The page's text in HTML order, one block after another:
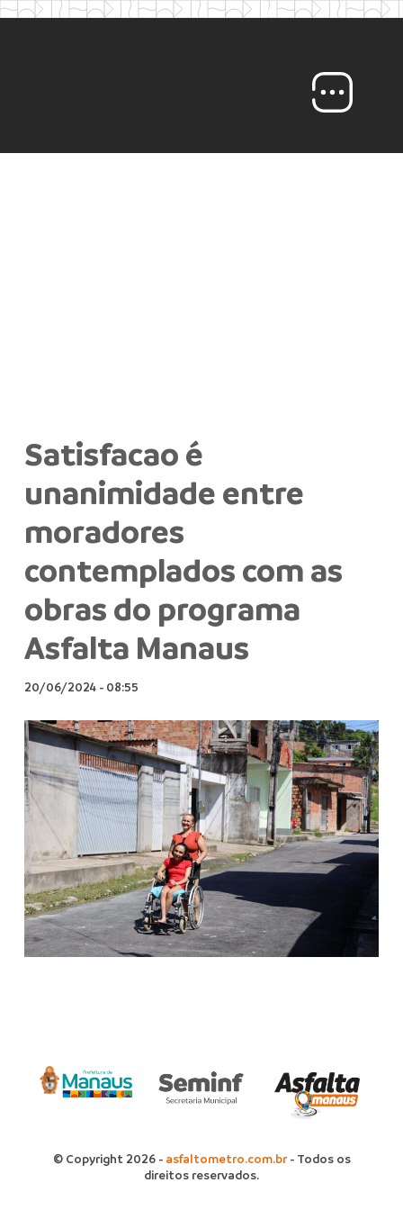
Satisfacao é
unanimidade entre
moradores
contemplados com as
obras do programa
Asfalta Manaus
20/06/2024- 08:55
© Copyright 2026 - asfaltometro.com.br- Todos os
direitos reservados.